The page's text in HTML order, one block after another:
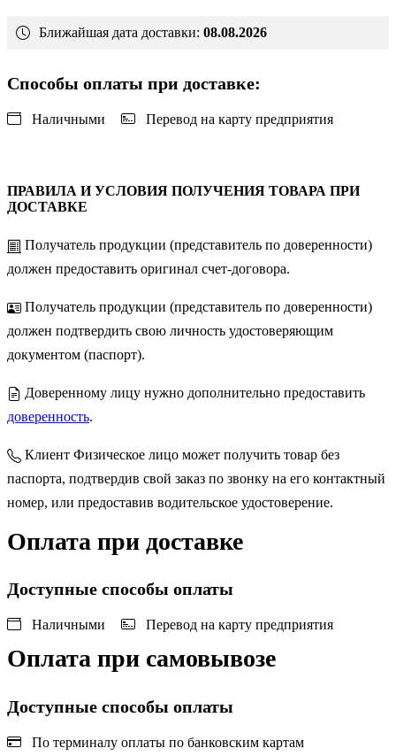
Ближайшая дата доставки: 08.08.2026
Способы оплаты при доставке:
Наличными Перевод на карту предприятия
ПРАВИЛА И УСЛОВИЯ ПОЛУЧЕНИЯ ТОВАРА ПРИ
ДОСТАВКЕ
Получатель продукции (представитель по доверенности)
должен предоставить оригинал счет-договора.
Получатель продукции (представитель по доверенности)
должен подтвердить свою личность удостоверяющим
документом (паспорт).
Доверенному лицу нужно дополнительно предоставить
доверенность.
Клиент Физическое лицо может получить товар без
паспорта, подтвердив свой заказ по звонку на его контактный
номер, или предоставив водительское удостоверение.
Оплата при доставке
Доступные способы оплаты
Наличными Перевод на карту предприятия
Оплата при самовывозе
Доступные способы оплаты
По терминалу оплаты по банковским картам